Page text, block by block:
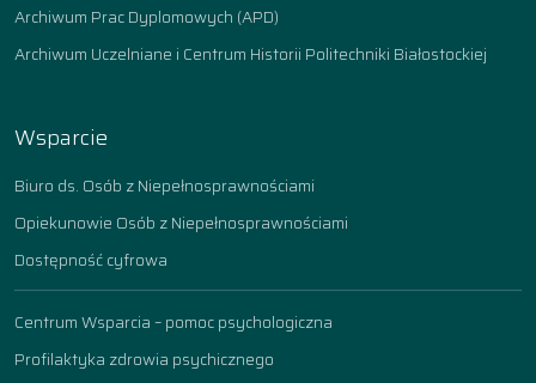
Archiwum Prac Dyplomowych (APD)
Archiwum Uczelniane i Centrum Historii Politechniki Białostockiej
Wsparcie
Biuro ds. Osób z Niepełnosprawnościami
Opiekunowie Osób z Niepełnosprawnościami
Dostępność cyfrowa
Centrum Wsparcia – pomoc psychologiczna
Profilaktyka zdrowia psychicznego